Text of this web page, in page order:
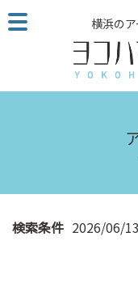
こ
の
ジ
む
横浜の
検索条件 2026/06/13